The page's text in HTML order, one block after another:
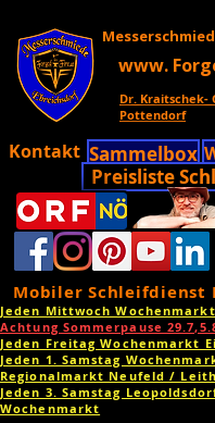
www.
Dr. Kraitschek-
Pottendorf
Kontakt Sammelbox
Preisliste
Mobiler Schleifdienst
Jeden Mittwoch
Achtung Sommerpause
Jeden Freitag Wochenmarkt
Jeden 1. Samstag
Regionalmarkt Neufeld /
Jeden 3. Samstag
Wochenmarkt